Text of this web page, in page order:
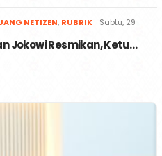
NETIZEN, RUBRIK
Sabtu, 29
Jokowi Resmikan, Ketu…